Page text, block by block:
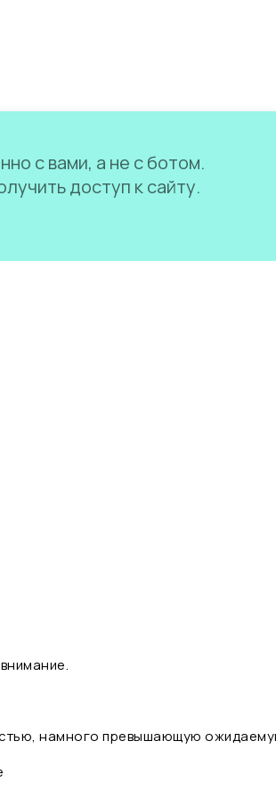
с вами, а не с ботом.
доступ к сайту.
намного превышающую